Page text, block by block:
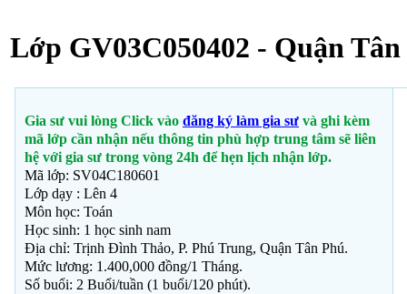
Lớp GV03C050402 - Quận Tân
Gia sư vui lòng Click vào đăng ký làm gia sư và ghi kèm
mã lớp cần nhận nếu thông tin phù hợp trung tâm sẽ liên
hệ với gia sư trong vòng 24h để hẹn lịch nhận lớp.
Mã lớp: SV04C180601
Lớp dạy : Lên 4
Môn học: Toán
Học sinh: 1 học sinh nam
Địa chỉ: Trịnh Đình Thảo, P. Phú Trung, Quận Tân Phú.
Mức lương: 1.400,000 đồng/1 Tháng.
Số buổi: 2 Buổi/tuần (1 buổi/120 phút).